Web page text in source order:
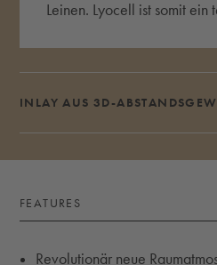
Leinen. Lyocell ist somit
INLAY AUS 3D-
FEATURES
Revolutionär neue